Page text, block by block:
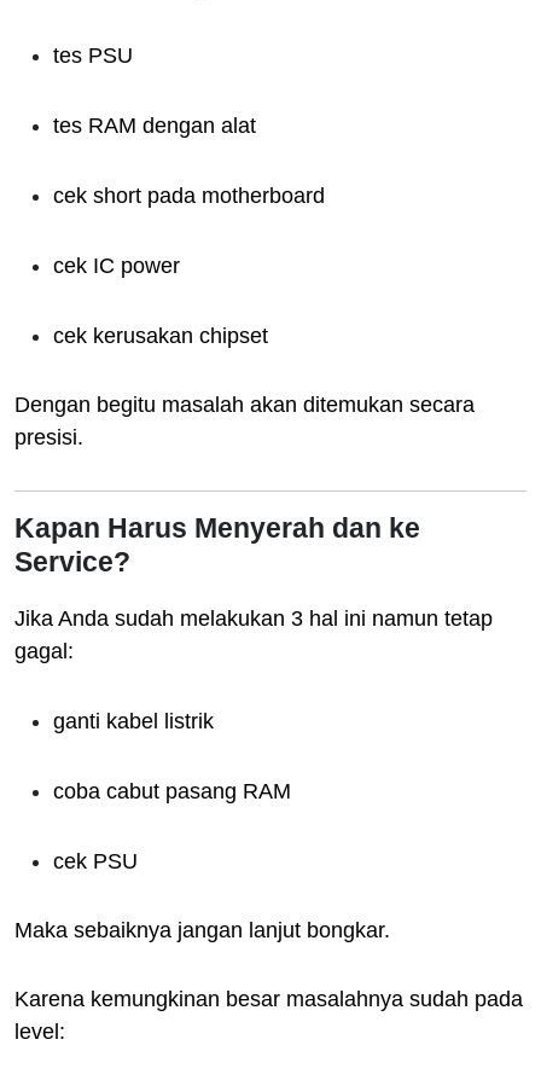
tes PSU
tes RAM dengan alat
cek short pada motherboard
cek IC power
cek kerusakan chipset
Dengan begitu masalah akan ditemukan secara
presisi.
Kapan Harus Menyerah dan ke
Service?
Jika Anda sudah melakukan 3 hal ini namun tetap
gagal:
ganti kabel listrik
coba cabut pasang RAM
cek PSU
Maka sebaiknya jangan lanjut bongkar.
Karena kemungkinan besar masalahnya sudah pada
level: